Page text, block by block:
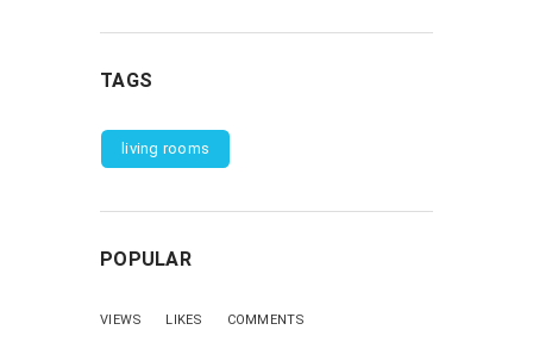
TAGS
living rooms
POPULAR
VIEWS LIKES COMMENTS